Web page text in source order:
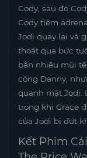
Cody, sau đó
Cody tiêm
Jodi quay lại và
thoát qua bức
bắn nhiều mũi
công Danny,
quanh mặt Jodi.
trong khi Grace
của Jodi bị đứt
Kết Phim